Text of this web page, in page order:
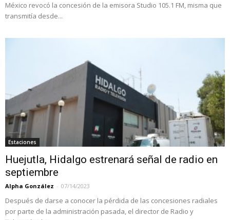
México revocó la concesión de la emisora Studio 105.1 FM, misma que
transmitía desde...
Estaciones
Huejutla, Hidalgo estrenará señal de radio en
septiembre
Alpha González - 07/14/2023
Después de darse a conocer la pérdida de las concesiones radiales
por parte de la administración pasada, el director de Radio y